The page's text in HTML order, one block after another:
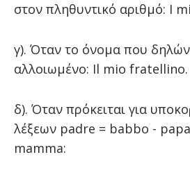
στον πληθυντικό αριθμό: I
γ). Όταν το όνομα που
αλλοιωμένο: Il mio fratellino.
δ). Όταν πρόκειται για
λέξεων padre = babbo -
mamma: